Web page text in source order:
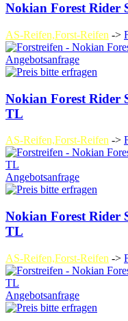
Nokian Forest Rider
AS-Reifen,Forst-Reifen ->
Angebotsanfrage
Nokian Forest Rider
TL
AS-Reifen,Forst-Reifen ->
Angebotsanfrage
Nokian Forest Rider
TL
AS-Reifen,Forst-Reifen ->
Angebotsanfrage